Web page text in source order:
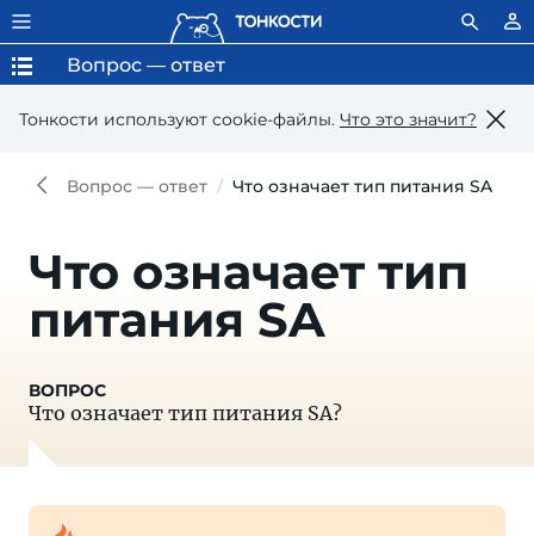
Тонкости используют сookie-файлы. Что это значит?
Вопрос — ответ
Вопрос — ответ Что означает тип питания SA
Что означает тип
питания SA
Что означает тип питания SA?